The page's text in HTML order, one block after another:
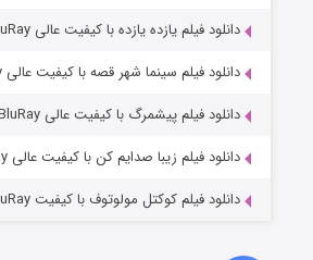
دانلود فیلم یازده یازده با کیفیت عالی BluRay
دانلود فیلم سینما شهر قصه با کیفیت عالی BluRay
دانلود فیلم پیشمرگ با کیفیت عالی BluRay
دانلود فیلم زیبا صدایم کن با کیفیت عالی BluRay
دانلود فیلم کوکتل مولوتوف با کیفیت BluRay